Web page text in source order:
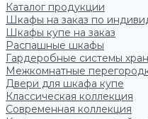
Каталог продукции
Шкафы на заказ по
Шкафы купе на заказ
Распашные шкафы
Гардеробные системы
Межкомнатные
Двери для шкафа купе
Классическая коллекция
Современная коллекция